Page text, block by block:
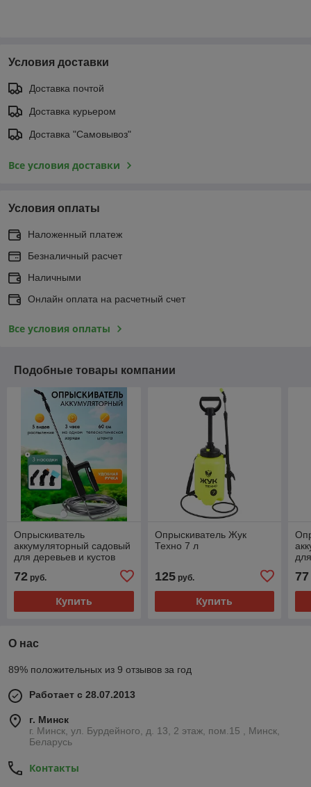
Условия доставки
Доставка почтой
Доставка курьером
Доставка "Самовывоз"
Все условия доставки
Условия оплаты
Наложенный платеж
Безналичный расчет
Наличными
Онлайн оплата на расчетный счет
Все условия оплаты
Подобные товары компании
Опрыскиватель
аккумуляторный садовый
для деревьев и кустов
Телескопическая штанга
60 см
72 руб.
Купить
Опрыскиватель Жук
Техно 7 л
125руб.
Купить
77
О нас
89% положительных из 9 отзывов за год
Работает с 28.07.2013
г. Минск
г. Минск, ул. Бурдейного, д. 13, 2 этаж, пом.15 , Минск,
Беларусь
Контакты